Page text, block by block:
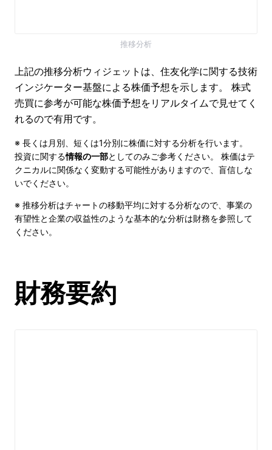
推移分析
上記の推移分析ウィジェットは、住友化学に関する技術
インジケーター基盤による株価予想を示します。 株式
売買に参考が可能な株価予想をリアルタイムで見せてく
れるので有用です。
※ 長くは月別、短くは1分別に株価に対する分析を行います。
投資に関する情報の一部としてのみご参考ください。 株価はテ
クニカルに関係なく変動する可能性がありますので、盲信しな
いでください。
※ 推移分析はチャートの移動平均に対する分析なので、事業の
有望性と企業の収益性のような基本的な分析は財務を参照して
ください。
財務要約